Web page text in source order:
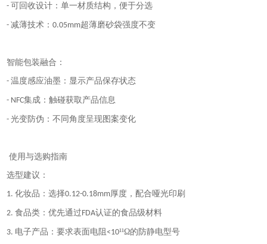
- 可回收设计：单一材质结构，便于分选
-减薄技术：0.05mm超薄磨砂袋强度不变
智能包装融合：
-温度感应油墨：显示产品保存状态
- NFC集成：触碰获取产品信息
-光变防伪：不同角度呈现图案变化
使用与选购指南
选型建议：
1.化妆品：选择0.12-0.18mm厚度，配合哑光印刷
2.食品类：优先通过FDA认证的食品级材料
3. 电子产品：要求表面电阻<10¹¹Ω的防静电型号